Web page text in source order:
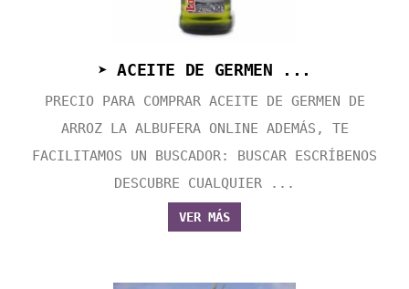
➤ ACEITE DE GERMEN ...
PRECIO PARA COMPRAR ACEITE DE GERMEN DE
ARROZ LA ALBUFERA ONLINE ADEMÁS, TE
FACILITAMOS UN BUSCADOR: BUSCAR ESCRÍBENOS
DESCUBRE CUALQUIER ...
VER MÁS